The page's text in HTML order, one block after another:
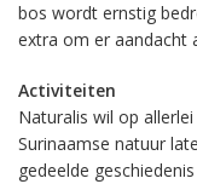
bos wordt ernstig
extra om er aandacht
Activiteiten
Naturalis wil op
Surinaamse natuur
gedeelde